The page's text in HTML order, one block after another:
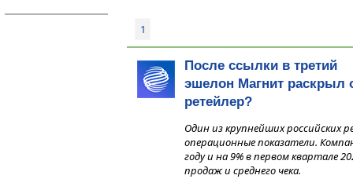
1
После ссылки в третий
эшелон Магнит раскрыл
ретейлер?
Один из крупнейших российских
операционные показатели.
году и на 9% в первом квартале
продаж и среднего чека.